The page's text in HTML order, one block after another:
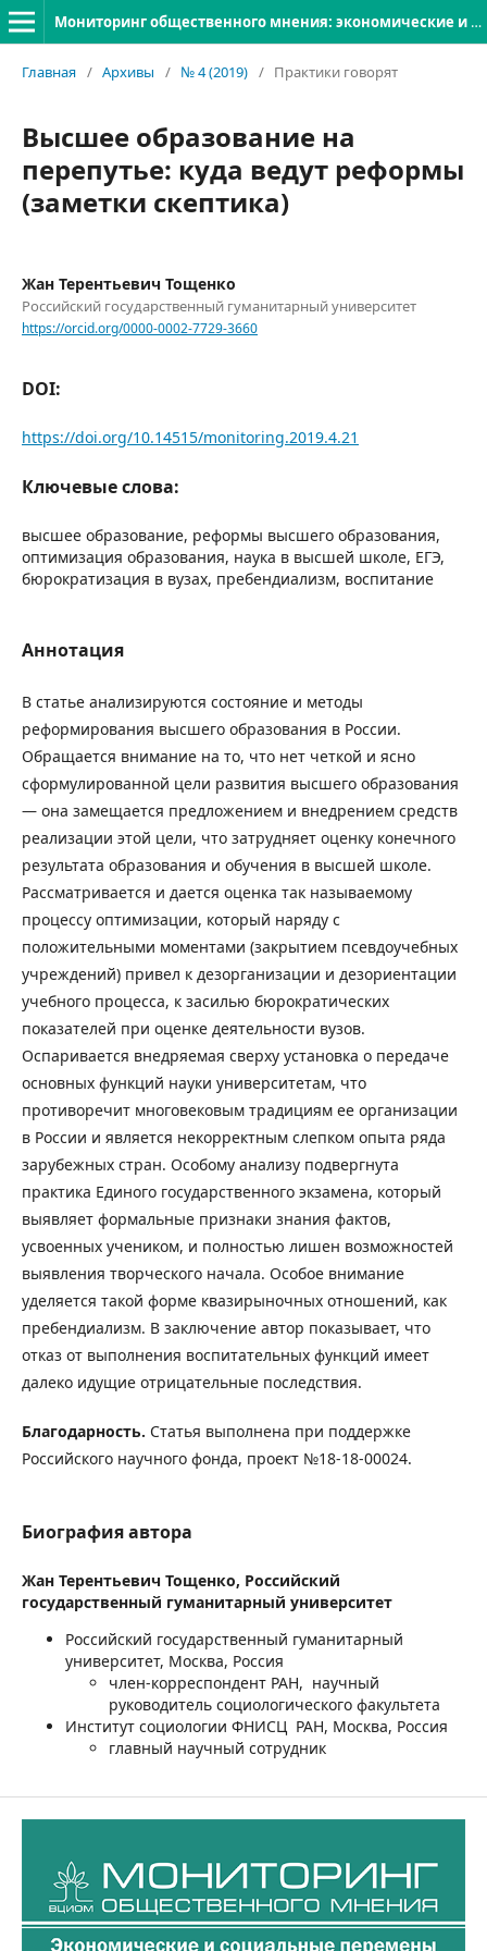
Мониторинг общественного мнения: экономические и социальные перемены
Главная / Архивы / № 4 (2019) / Практики говорят
Высшее образование на
перепутье: куда ведут реформы
(заметки скептика)
Жан Терентьевич Тощенко
Российский государственный гуманитарный университет
https://orcid.org/0000-0002-7729-3660
DOI:
https://doi.org/10.14515/monitoring.2019.4.21
Ключевые слова:
высшее образование, реформы высшего образования,
оптимизация образования, наука в высшей школе, ЕГЭ,
бюрократизация в вузах, пребендиализм, воспитание
Аннотация
В статье анализируются состояние и методы
реформирования высшего образования в России.
Обращается внимание на то, что нет четкой и ясно
сформулированной цели развития высшего образования
— она замещается предложением и внедрением средств
реализации этой цели, что затрудняет оценку конечного
результата образования и обучения в высшей школе.
Рассматривается и дается оценка так называемому
процессу оптимизации, который наряду с
положительными моментами (закрытием псевдоучебных
учреждений) привел к дезорганизации и дезориентации
учебного процесса, к засилью бюрократических
показателей при оценке деятельности вузов.
Оспаривается внедряемая сверху установка о передаче
основных функций науки университетам, что
противоречит многовековым традициям ее организации
в России и является некорректным слепком опыта ряда
зарубежных стран. Особому анализу подвергнута
практика Единого государственного экзамена, который
выявляет формальные признаки знания фактов,
усвоенных учеником, и полностью лишен возможностей
выявления творческого начала. Особое внимание
уделяется такой форме квазирыночных отношений, как
пребендиализм. В заключение автор показывает, что
отказ от выполнения воспитательных функций имеет
далеко идущие отрицательные последствия.
Благодарность. Статья выполнена при поддержке
Российского научного фонда, проект №18-18-00024.
Биография автора
Жан Терентьевич Тощенко, Российский
государственный гуманитарный университет
Российский государственный гуманитарный
университет, Москва, Россия
член-корреспондент РАН, научный
руководитель социологического факультета
Институт социологии ФНИСЦ РАН, Москва, Россия
главный научный сотрудник